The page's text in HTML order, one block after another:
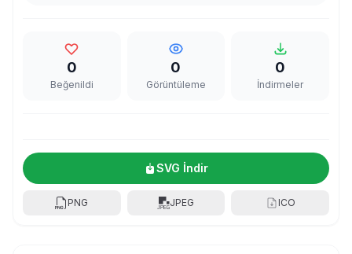
0
Beğenildi
0
Görüntüleme
0
İndirmeler
SVG İndir
PNG JPEG ICO